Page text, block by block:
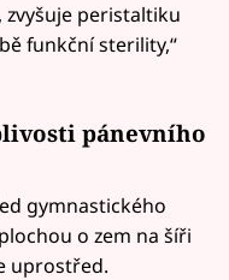
peristaltiku
funkční sterility,“
pánevního
gymnastického
o zem na šíři
uprostřed.